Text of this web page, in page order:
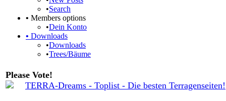
•Search
• Members options
•Dein Konto
• Downloads
•Downloads
•Trees/Bäume
Please Vote!